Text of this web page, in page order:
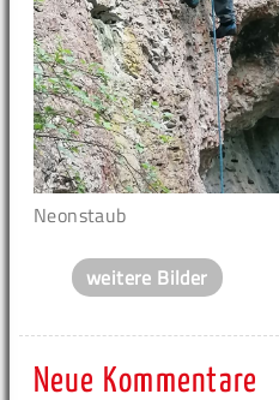
Neonstaub
weitere Bilder
Neue Kommentare